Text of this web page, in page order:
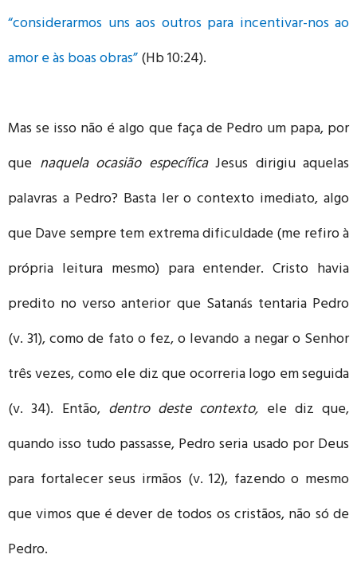
“considerarmos uns aos outros para incentivar-nos ao
amor e às boas obras”(Hb 10:24).
Mas se isso não é algo que faça de Pedro um papa, por
que naquela ocasião específica Jesus dirigiu aquelas
palavras a Pedro? Basta ler o contexto imediato, algo
que Dave sempre tem extrema dificuldade (me refiro à
própria leitura mesmo) para entender. Cristo havia
predito no verso anterior que Satanás tentaria Pedro
(v. 31), como de fato o fez, o levando a negar o Senhor
três vezes, como ele diz que ocorreria logo em seguida
(v. 34). Então, dentro deste contexto, ele diz que,
quando isso tudo passasse, Pedro seria usado por Deus
para fortalecer seus irmãos (v. 12), fazendo o mesmo
que vimos que é dever de todos os cristãos, não só de
Pedro.